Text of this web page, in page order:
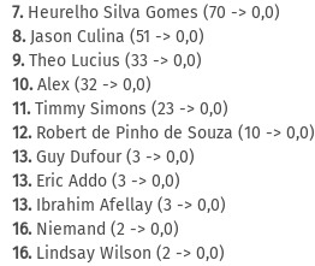
7.Heurelho Silva Gomes (70 -> 0,0)
8.Jason Culina (51 -> 0,0)
9.Theo Lucius (33 -> 0,0)
10.Alex (32 -> 0,0)
11.Timmy Simons (23 -> 0,0)
12.Robert de Pinho de Souza (10 -> 0,0)
13.Guy Dufour (3 -> 0,0)
13.Eric Addo (3 -> 0,0)
13.Ibrahim Afellay (3 -> 0,0)
16.Niemand (2 -> 0,0)
16.Lindsay Wilson (2 -> 0,0)